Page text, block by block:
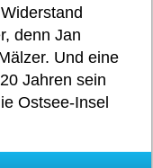
denn Jan
Und eine
Jahren sein
Ostsee-Insel